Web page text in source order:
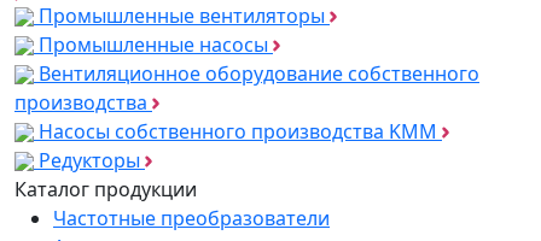
Промышленные вентиляторы
Промышленные насосы
Вентиляционное оборудование собственного
производства
Насосы собственного производства KMM
Редукторы
Каталог продукции
Частотные преобразователи